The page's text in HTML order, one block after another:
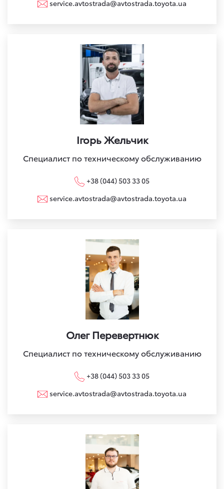
service.avtostrada@avtostrada.toyota.ua
Ігорь Жельчик
Специалист по техническому обслуживанию
+38 (044) 503 33 05
service.avtostrada@avtostrada.toyota.ua
Олег Перевертнюк
Специалист по техническому обслуживанию
+38 (044) 503 33 05
service.avtostrada@avtostrada.toyota.ua